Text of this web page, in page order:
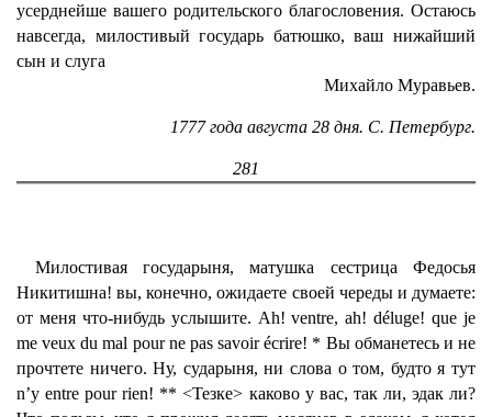
усерднейше вашего родительского благословения. Остаюсь
навсегда, милостивый государь батюшко, ваш нижайший
сын и слуга
Михайло Муравьев.
1777 года августа 28 дня. С. Петербург.
281
Милостивая государыня, матушка сестрица Федосья
Никитишна! вы, конечно, ожидаете своей череды и думаете:
от меня что-нибудь услышите. Ah! ventre, ah! déluge! que je
me veux du mal pour ne pas savoir écrire! * Вы обманетесь и не
прочтете ничего. Ну, сударыня, ни слова о том, будто я тут
n’y entre pour rien! ** <Тезке> каково у вас, так ли, эдак ли?